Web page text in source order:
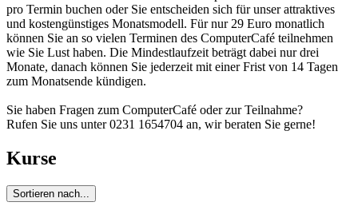
pro Termin buchen oder Sie entscheiden sich für unser attraktives
und kostengünstiges Monatsmodell. Für nur 29 Euro monatlich
können Sie an so vielen Terminen des ComputerCafé teilnehmen
wie Sie Lust haben. Die Mindestlaufzeit beträgt dabei nur drei
Monate, danach können Sie jederzeit mit einer Frist von 14 Tagen
zum Monatsende kündigen.
Sie haben Fragen zum ComputerCafé oder zur Teilnahme?
Rufen Sie uns unter 0231 1654704 an, wir beraten Sie gerne!
Kurse
Sortieren nach...